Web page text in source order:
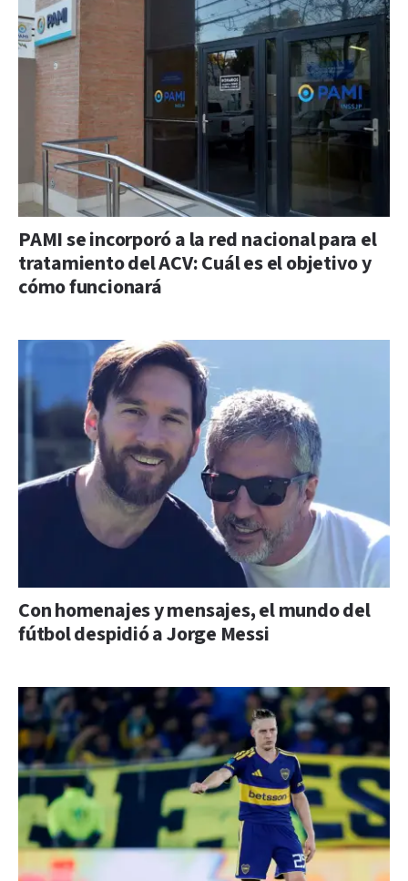
PAMI se incorporó a la red nacional para el
tratamiento del ACV: Cuál es el objetivo y
cómo funcionará
Con homenajes y mensajes, el mundo del
fútbol despidió a Jorge Messi